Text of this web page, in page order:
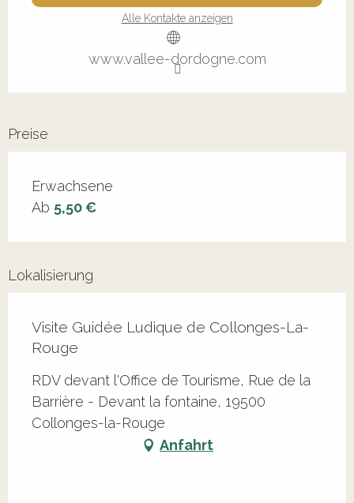
Alle Kontakte anzeigen
www.vallee-dordogne.com
Preise
Erwachsene
Ab 5,50 €
Lokalisierung
Visite Guidée Ludique de Collonges-La-
Rouge
RDV devant l'Office de Tourisme, Rue de la
Barrière - Devant la fontaine, 19500
Collonges-la-Rouge
Anfahrt